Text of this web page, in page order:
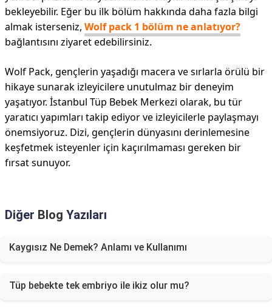
bekleyebilir. Eğer bu ilk bölüm hakkında daha fazla bilgi
almak isterseniz, Wolf pack 1 bölüm ne anlatıyor?
bağlantısını ziyaret edebilirsiniz.
Wolf Pack, gençlerin yaşadığı macera ve sırlarla örülü bir
hikaye sunarak izleyicilere unutulmaz bir deneyim
yaşatıyor. İstanbul Tüp Bebek Merkezi olarak, bu tür
yaratıcı yapımları takip ediyor ve izleyicilerle paylaşmayı
önemsiyoruz. Dizi, gençlerin dünyasını derinlemesine
keşfetmek isteyenler için kaçırılmaması gereken bir
fırsat sunuyor.
Diğer Blog Yazıları
Kaygısız Ne Demek? Anlamı ve Kullanımı
Tüp bebekte tek embriyo ile ikiz olur mu?